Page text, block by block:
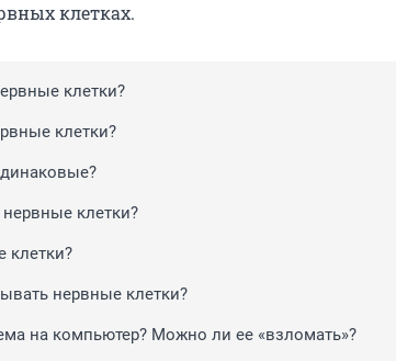
клетках.
клетки?
клетки?
клетки?
клетки?
нервные клетки?
на компьютер? Можно ли ее «взломать»?